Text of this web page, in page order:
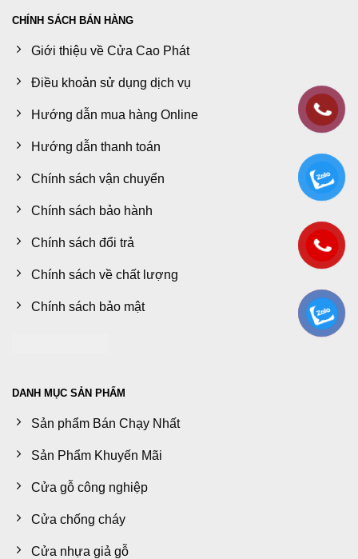
CHÍNH SÁCH BÁN HÀNG
Giới thiệu về Cửa Cao Phát
Điều khoản sử dụng dịch vụ
Hướng dẫn mua hàng Online
Hướng dẫn thanh toán
Chính sách vận chuyển
Chính sách bảo hành
Chính sách đổi trả
Chính sách về chất lượng
Chính sách bảo mật
DANH MỤC SẢN PHẨM
Sản phẩm Bán Chạy Nhất
Sản Phẩm Khuyến Mãi
Cửa gỗ công nghiệp
Cửa chống cháy
Cửa nhựa giả gỗ